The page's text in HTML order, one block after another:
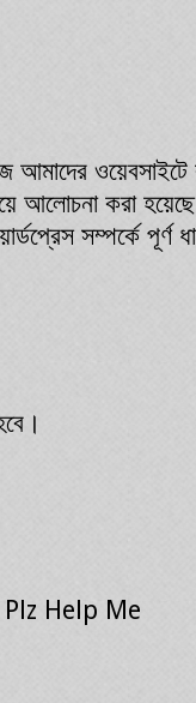
আমাদের
আলোচনা করা
সম্পর্কে পূর্ণ
Help Me